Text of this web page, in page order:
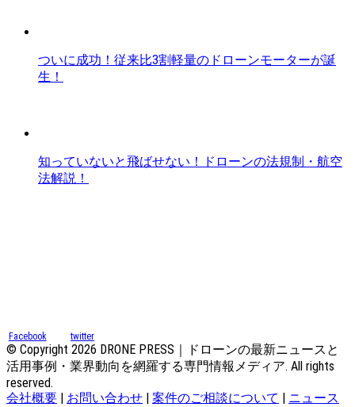
ついに成功！従来比3割軽量のドローンモーターが誕
生！
知っていないと飛ばせない！ドローンの法規制・航空
法解説！
Facebook twitter
© Copyright 2026 DRONE PRESS｜ドローンの最新ニュースと
活用事例・業界動向を網羅する専門情報メディア. All rights
reserved.
会社概要
お問い合わせ 案件のご相談について ニュース